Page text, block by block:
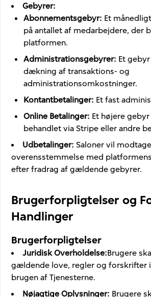
Gebyrer:
Abonnementsgebyr: Et
på antallet af medarbejdere, der
platformen.
Administrationsgebyrer: Et
dækning af transaktions- og
administrationsomkostninger.
Kontantbetalinger: Et fast
Online Betalinger: Et højere
behandlet via Stripe eller andre
Udbetalinger: Saloner vil
overensstemmelse med
efter fradrag af gældende gebyrer.
Brugerforpligtelser og
Handlinger
Brugerforpligtelser
Juridisk Overholdelse:Brugere
gældende love, regler og forskrifter
brugen af Tjenesterne.
Nøjagtige Oplysninger: Brugere